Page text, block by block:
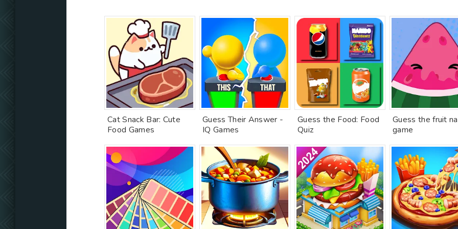
Cat Snack Bar: Cute
Food Games
Guess Their Answer -
IQ Games
Guess the Food: Food
Quiz
Guess the fruit
game